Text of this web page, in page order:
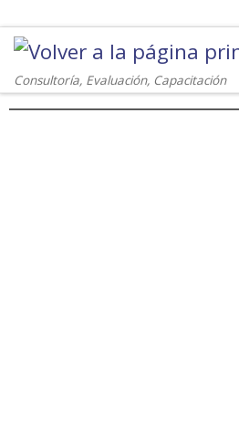
Saltar al contenido
Consultoría, Evaluación, Capacitación